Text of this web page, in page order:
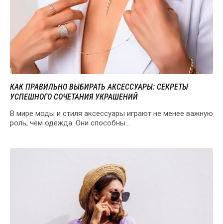
КАК ПРАВИЛЬНО ВЫБИРАТЬ АКСЕССУАРЫ: СЕКРЕТЫ
УСПЕШНОГО СОЧЕТАНИЯ УКРАШЕНИЙ
В мире моды и стиля аксессуары играют не менее важную
роль, чем одежда. Они способны…